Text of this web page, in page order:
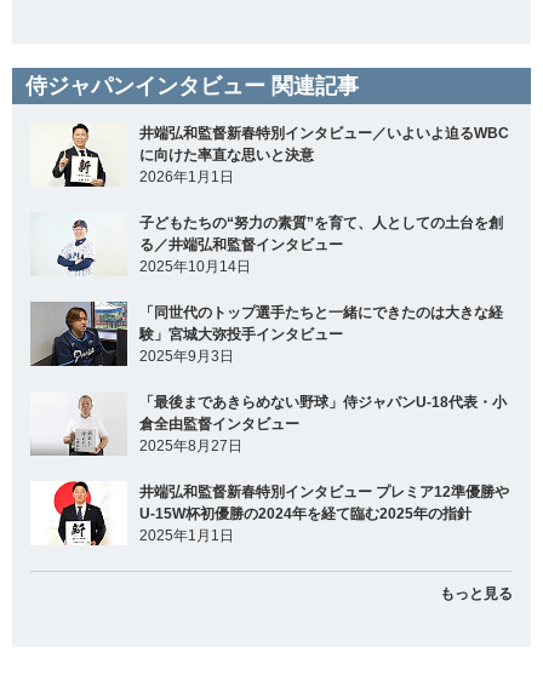
侍ジャパンインタビュー 関連記事
井端弘和監督新春特別インタビュー／いよいよ迫るWBC
に向けた率直な思いと決意
2026年1月1日
子どもたちの“努力の素質”を育て、人としての土台を創
る／井端弘和監督インタビュー
2025年10月14日
「同世代のトップ選手たちと一緒にできたのは大きな経
験」宮城大弥投手インタビュー
2025年9月3日
「最後まであきらめない野球」侍ジャパンU-18代表・小
倉全由監督インタビュー
2025年8月27日
井端弘和監督新春特別インタビュー プレミア12準優勝や
U-15W杯初優勝の2024年を経て臨む2025年の指針
2025年1月1日
もっと見る